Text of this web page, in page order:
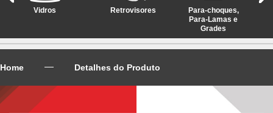
Vidros Retrovisores
Para-choques,
Para-Lamas e
Grades
Home Detalhes do Produto